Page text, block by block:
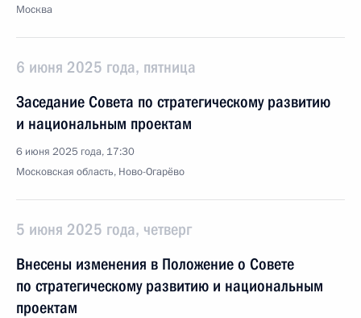
Москва
6 июня 2025 года, пятница
Заседание Совета по стратегическому развитию
и национальным проектам
6 июня 2025 года, 17:30
Московская область, Ново-Огарёво
5 июня 2025 года, четверг
Внесены изменения в Положение о Совете
по стратегическому развитию и национальным
проектам